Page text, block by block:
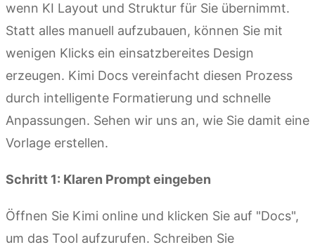
wenn KI Layout und Struktur für Sie übernimmt.
Statt alles manuell aufzubauen, können Sie mit
wenigen Klicks ein einsatzbereites Design
erzeugen. Kimi Docs vereinfacht diesen Prozess
durch intelligente Formatierung und schnelle
Anpassungen. Sehen wir uns an, wie Sie damit eine
Vorlage erstellen.
Schritt 1: Klaren Prompt eingeben
Öffnen Sie Kimi online und klicken Sie auf "Docs",
um das Tool aufzurufen. Schreiben Sie